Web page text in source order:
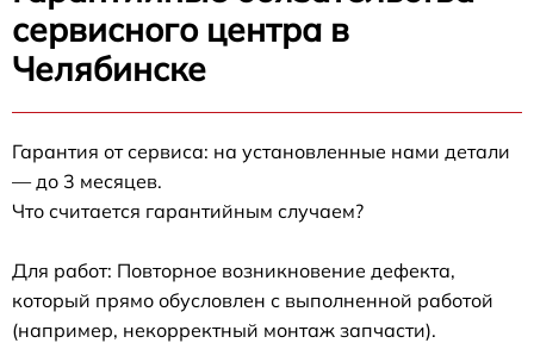
сервисного центра в
Челябинске
Гарантия от сервиса: на установленные нами детали
— до 3 месяцев.
Что считается гарантийным случаем?
Для работ: Повторное возникновение дефекта,
который прямо обусловлен с выполненной работой
(например, некорректный монтаж запчасти).